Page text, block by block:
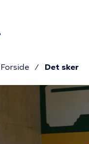
Forside Det sker
Det